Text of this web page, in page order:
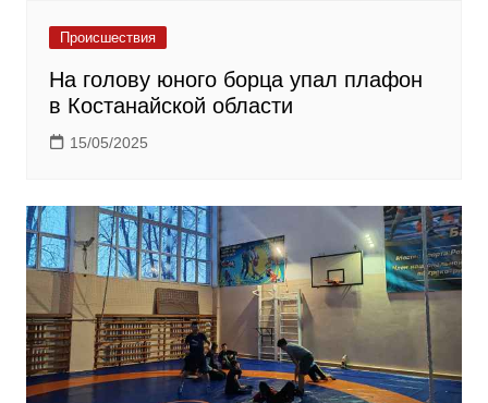
Происшествия
На голову юного борца упал плафон
в Костанайской области
15/05/2025